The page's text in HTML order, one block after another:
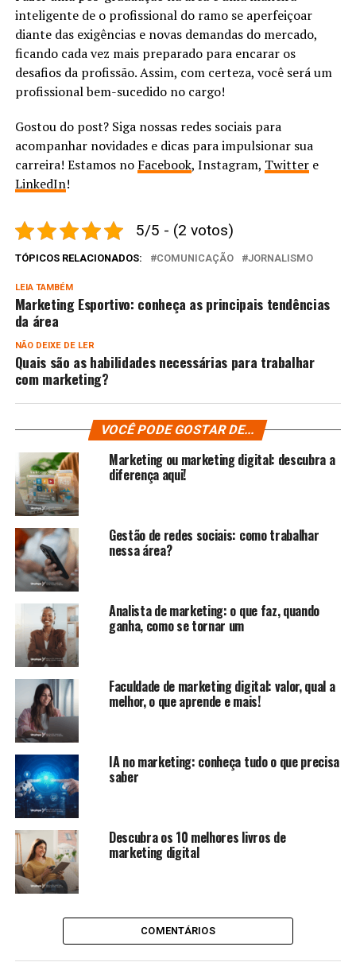
inteligente de o profissional do ramo se aperfeiçoar
diante das exigências e novas demandas do mercado,
ficando cada vez mais preparado para encarar os
desafios da profissão. Assim, com certeza, você será um
profissional bem-sucedido no cargo!
Gostou do post? Siga nossas redes sociais para
acompanhar novidades e dicas para impulsionar sua
carreira! Estamos no Facebook, Instagram, Twittere
LinkedIn!
5/5 - (2 votos)
TÓPICOS RELACIONADOS: COMUNICAÇÃO JORNALISMO
LEIA TAMBÉM
Marketing Esportivo: conheça as principais tendências
da área
NÃO DEIXE DE LER
Quais são as habilidades necessárias para trabalhar
com marketing?
VOCÊ PODE GOSTAR DE...
Marketing ou marketing digital: descubra a
diferença aqui!
Gestão de redes sociais: como trabalhar
nessa área?
Analista de marketing: o que faz, quando
ganha, como se tornar um
Faculdade de marketing digital: valor, qual a
melhor, o que aprende e mais!
IA no marketing: conheça tudo o que precisa
saber
Descubra os 10 melhores livros de
marketing digital
COMENTÁRIOS